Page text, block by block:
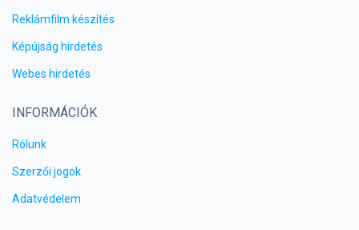
Reklámfilm készítés
Képújság hirdetés
Webes hirdetés
INFORMÁCIÓK
Rólunk
Szerzői jogok
Adatvédelem